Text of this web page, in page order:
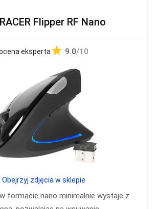
Flipper RF Nano
eksperta 9.0/10
formacie nano minimalnie wystaje z
Obejrzyj zdjęcia w sklepie